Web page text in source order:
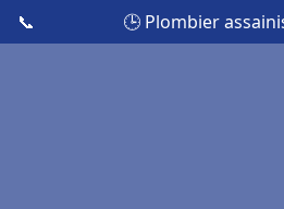
📞 🕒 Plombier